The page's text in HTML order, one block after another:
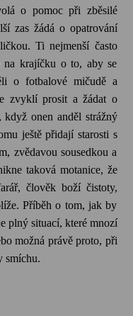
Humpolec. V Želivě ožije
Novenka v Klášteře
svět
o pomoc při zběsilé
zas žádá o opatrování
Ti nejmenší často
na krajíčku o to, aby se
o fotbalové mičudě a
zvyklí prosit a žádat o
onen anděl strážný
ještě přidají starosti s
zvědavou sousedkou a
taková motanice, že
člověk boží čistoty,
Příběh o tom, jak by
plný situací, které mnozí
možná právě proto, při
smíchu.